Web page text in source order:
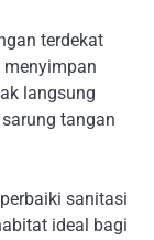
terdekat
menyimpan
langsung
tangan
sanitasi
ideal bagi